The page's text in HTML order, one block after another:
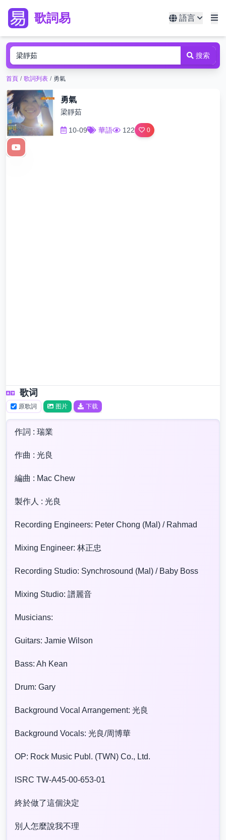
歌詞易 語言
搜索
首頁 / 歌詞列表 / 勇氣
勇氣
梁靜茹
10-09 華語 122 0
歌词
原歌詞 图片 下载
作詞 : 瑞業
作曲 : 光良
編曲 : Mac Chew
製作人 : 光良
Recording Engineers: Peter Chong (Mal) / Rahmad
Mixing Engineer: 林正忠
Recording Studio: Synchrosound (Mal) / Baby Boss
Mixing Studio: 譜麗音
Musicians:
Guitars: Jamie Wilson
Bass: Ah Kean
Drum: Gary
Background Vocal Arrangement: 光良
Background Vocals: 光良/周博華
OP: Rock Music Publ. (TWN) Co., Ltd.
ISRC TW-A45-00-653-01
終於做了這個決定
別人怎麼說我不理